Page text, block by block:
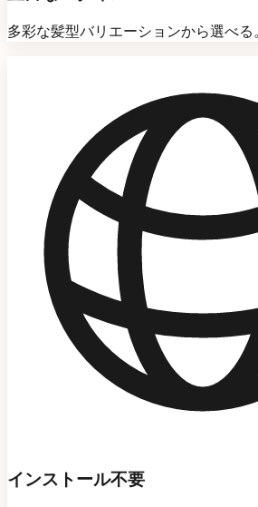
多彩な髪型バリエーションから選べる
インストール不要